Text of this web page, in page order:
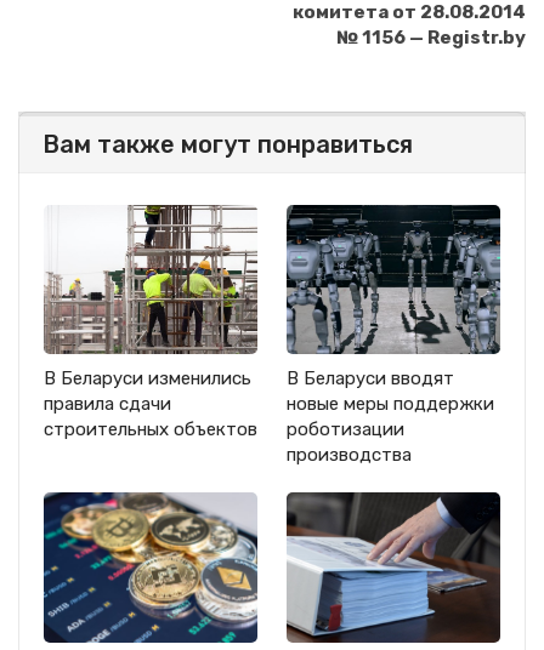
комитета от 28.08.2014
№ 1156 — Registr.by
Вам также могут понравиться
В Беларуси изменились
правила сдачи
строительных объектов
В Беларуси вводят
новые меры поддержки
роботизации
производства